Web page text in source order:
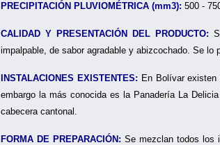
PRECIPITACIÓN PLUVIOMÉTRICA (mm3): 500 -
CALIDAD Y PRESENTACIÓN DEL PRODUCTO:
impalpable, de sabor agradable y abizcochado. Se lo
INSTALACIONES EXISTENTES: En Bolívar
embargo la más conocida es la Panadería La
cabecera cantonal.
FORMA DE PREPARACIÓN: Se mezclan todos los